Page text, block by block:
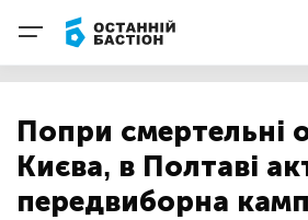
Попри смертельні
Києва, в Полтаві
передвиборна